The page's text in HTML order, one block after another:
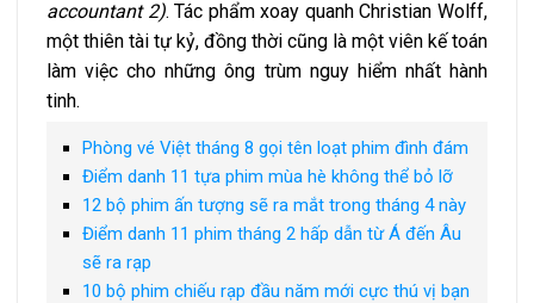
accountant 2). Tác phẩm xoay quanh Christian Wolff,
một thiên tài tự kỷ, đồng thời cũng là một viên kế toán
làm việc cho những ông trùm nguy hiểm nhất hành
tinh.
Phòng vé Việt tháng 8 gọi tên loạt phim đình đám
Điểm danh 11 tựa phim mùa hè không thể bỏ lỡ
12 bộ phim ấn tượng sẽ ra mắt trong tháng 4 này
Điểm danh 11 phim tháng 2 hấp dẫn từ Á đến Âu
sẽ ra rạp
10 bộ phim chiếu rạp đầu năm mới cực thú vị bạn